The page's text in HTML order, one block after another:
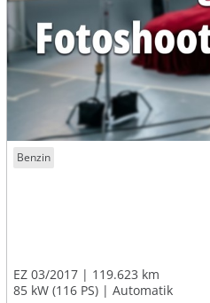
Benzin
EZ 03/2017
119.623 km
85 kW (116 PS)
Automatik